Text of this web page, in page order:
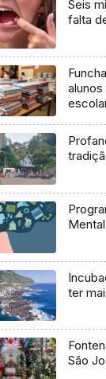
Seis
falta
ter
São